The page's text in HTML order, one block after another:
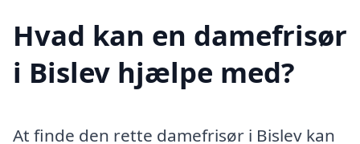
Hvad kan en damefrisør
i Bislev hjælpe med?
At finde den rette damefrisør i Bislev kan